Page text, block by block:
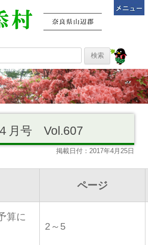
月号 Vol.607
掲載日付：2017年4月25日
ページ
算に
2～5